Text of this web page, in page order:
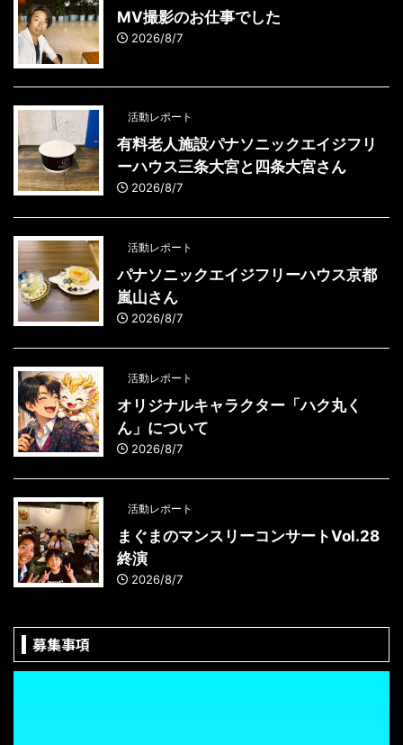
MV撮影のお仕事でした
2026/8/7
活動レポート
有料老人施設パナソニックエイジフリ
ーハウス三条大宮と四条大宮さん
2026/8/7
活動レポート
パナソニックエイジフリーハウス京都
嵐山さん
2026/8/7
活動レポート
オリジナルキャラクター「ハク丸く
ん」について
2026/8/7
活動レポート
まぐまのマンスリーコンサートVol.28
終演
2026/8/7
募集事項